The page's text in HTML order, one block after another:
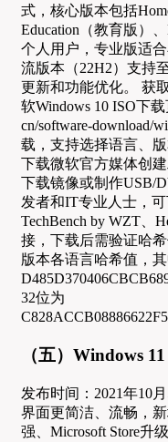
式，核心版本包括
Education（教育版）
个人用户，专业版适
流版本（22H2）支持
更新和功能优化。 获
软Windows 10 ISO下
cn/software-download/
载，支持选择语言、
下载微软官方媒体创
下载镜像或制作USB/
发者和IT专业人士，
TechBench by WZT、
接，下载后需验证哈
版本各语言哈希值，
32位为
（五）Windows
发布时间：2021年10
界面更简洁、流畅，
强、Microsoft Store升